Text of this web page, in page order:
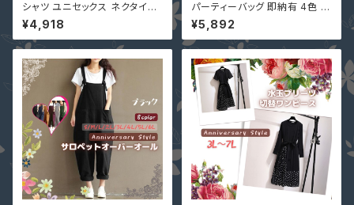
シャツ ユニセックス ネクタイ付
メンズ レディース 男女兼用 黒
M L 2L 3L 即納 トップス 51116
65 ワイシャツ ラグランスリーブ
¥4,918
パーティーバッグ 即納有 4色 大
きめバッグ パーティバッグ レディ
ースバッグ クラッチバッグ YJ-B
55166 3WAY ベージュ ブラッ
¥5,892